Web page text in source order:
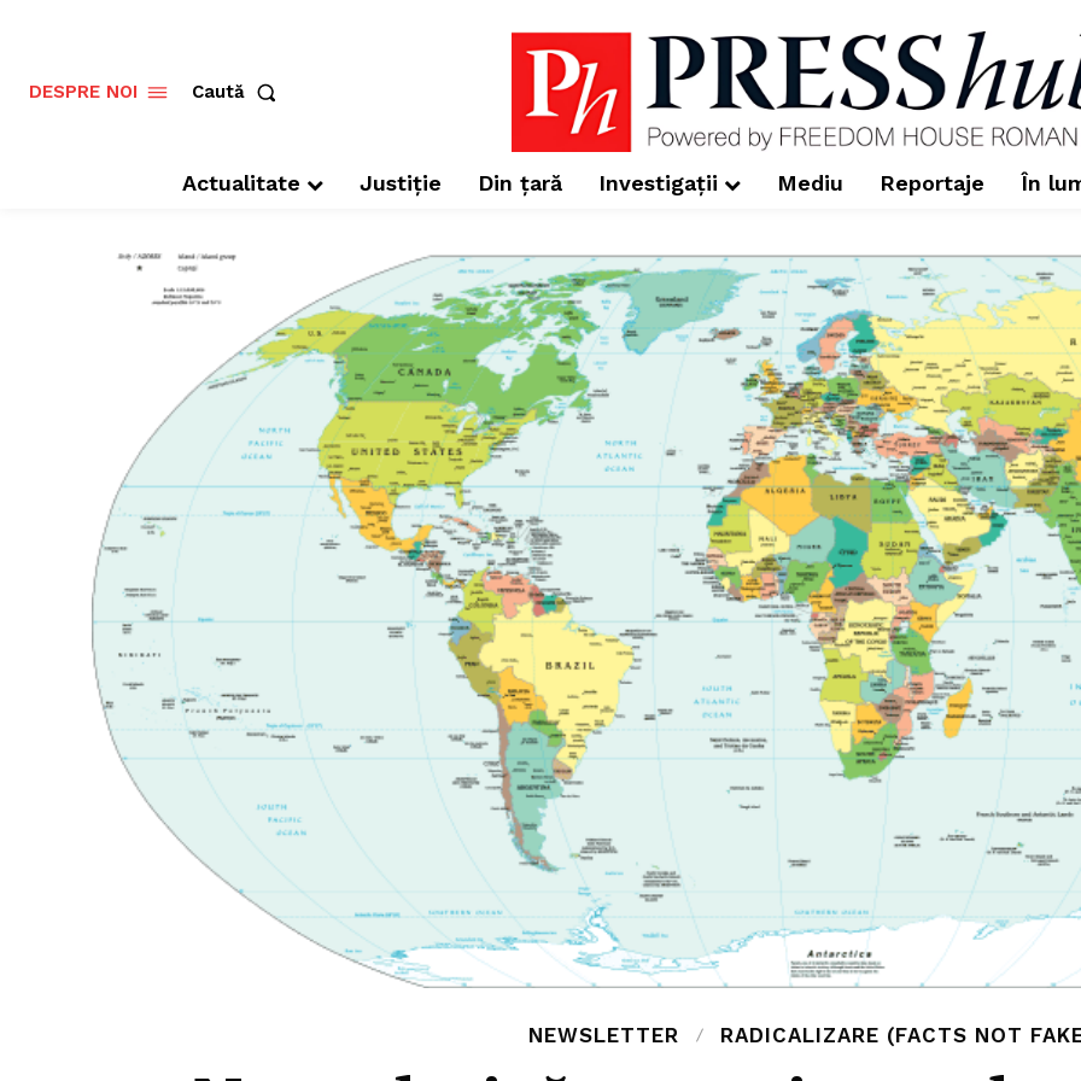
DESPRE NOI Caută
Actualitate Justiție Din țară Investigații Mediu Reportaje În
NEWSLETTER RADICALIZARE (FACTS NOT